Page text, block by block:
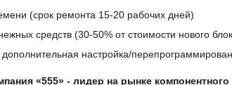
(срок ремонта 15-20 рабочих дней)
средств (30-50% от стоимости нового
дополнительная настройка/
«555» - лидер на рынке